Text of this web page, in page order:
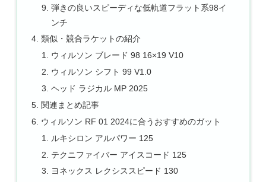
弾きの良いスピーディな低軌道フラット系98イ
ンチ
類似・競合ラケットの紹介
ウィルソン ブレード 98 16×19 V10
ウィルソン シフト 99 V1.0
ヘッド ラジカル MP 2025
関連まとめ記事
ウィルソン RF 01 2024に合うおすすめのガット
ルキシロン アルパワー 125
テクニファイバー アイスコード 125
ヨネックス レクシススピード 130